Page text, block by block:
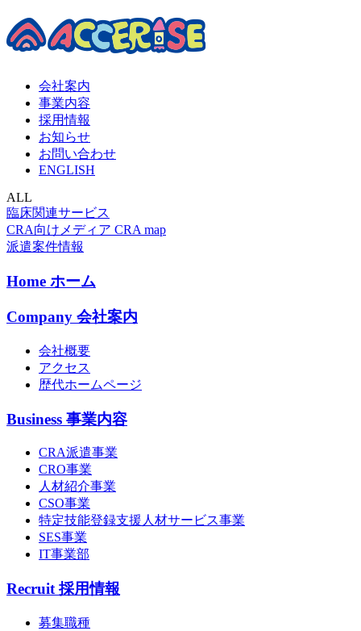
会社案内
事業内容
採用情報
お知らせ
お問い合わせ
ENGLISH
ALL
臨床関連サービス
CRA向けメディア CRA map
派遣案件情報
Home ホーム
Company 会社案内
会社概要
アクセス
歴代ホームページ
Business 事業内容
CRA派遣事業
CRO事業
人材紹介事業
CSO事業
特定技能登録支援人材サービス事業
SES事業
IT事業部
Recruit 採用情報
募集職種